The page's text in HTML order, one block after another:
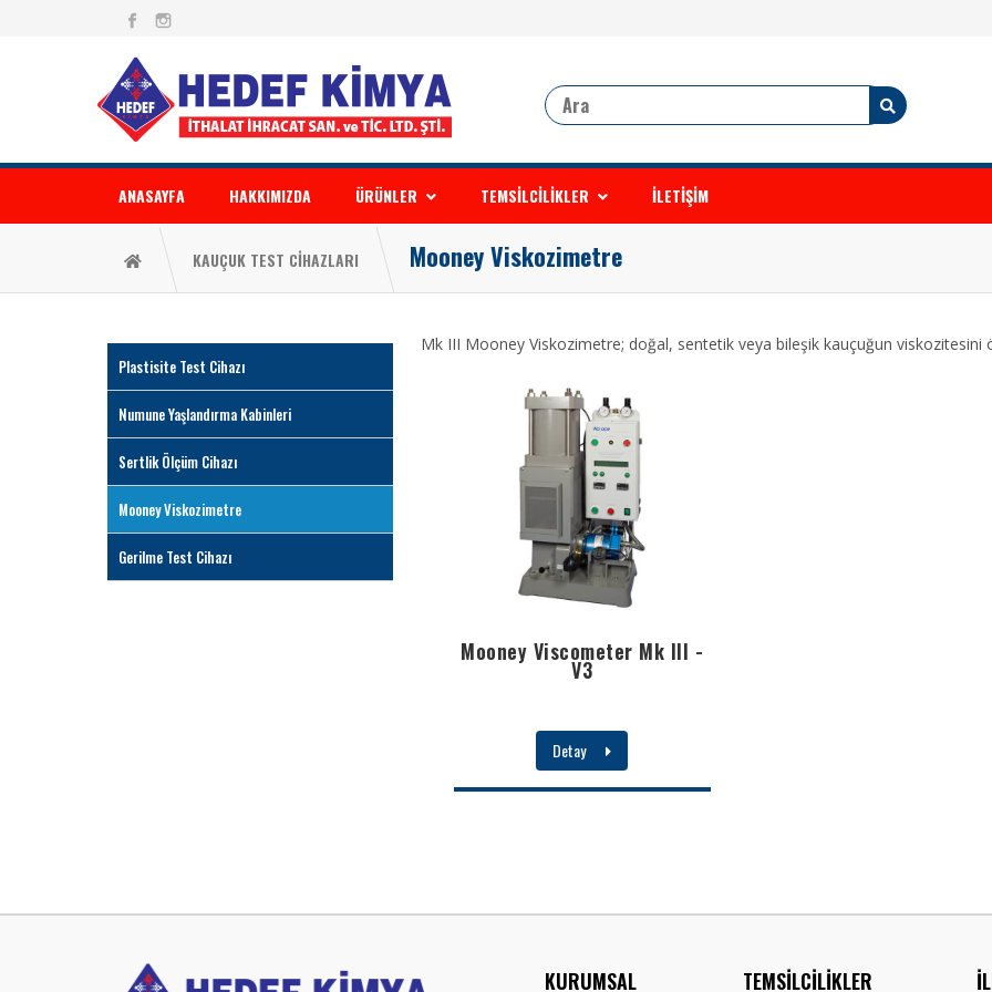
ANASAYFA HAKKIMIZDA ÜRÜNLER TEMSİLCİLİKLER İLETİŞİM
KAUÇUK TEST CİHAZLARI Mooney Viskozimetre
Plastisite Test Cihazı
Numune Yaşlandırma Kabinleri
Sertlik Ölçüm Cihazı
Mooney Viskozimetre
Gerilme Test Cihazı
Mk III Mooney Viskozimetre; doğal, sentetik veya bileşik kauçuğun viskozitesini
Mooney Viscometer Mk III -
V3
Detay
KURUMSAL TEMSİLCİLİKLER